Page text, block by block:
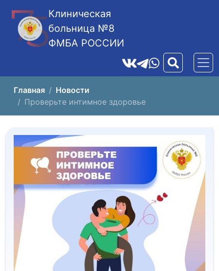
Клиническая
больница №8
ФМБА РОССИИ
Главная
Новости
Проверьте интимное здоровье